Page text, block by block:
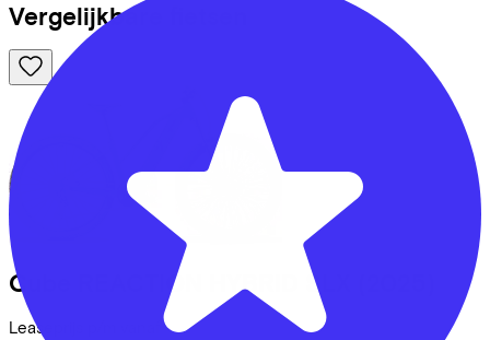
Vergelijkbare fietsen
Cube REACTION HYBRID SLX
Leaseprijs p/m vanaf